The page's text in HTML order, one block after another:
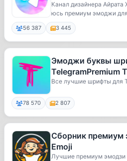
Эмодзи
Канал дизайнера
юсь премиум эмоджи
ю...
56 387 3 445
Эмоджи буквы
TelegramPremium
Все лучшие шрифты для
78 570 2 807
Сборник премиум
Emoji
Лучшие премиум эмодзи